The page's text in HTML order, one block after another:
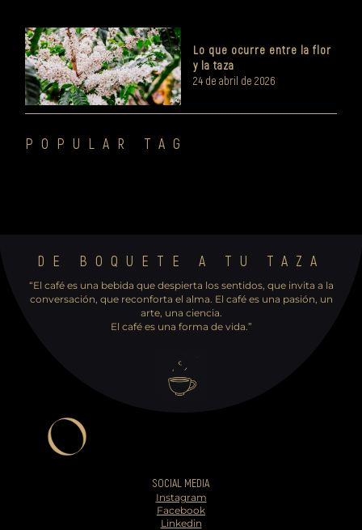
Lo que ocurre entre la flor
y la taza
24 de abril de 2026
POPULAR TAG
DE BOQUETE A TU TAZA
“El café es una bebida que despierta los sentidos, que invita a la
conversación, que reconforta el ​alma. El café es una pasión, un
arte, una ciencia.
El café es una forma de vida.”
SOCIAL MEDIA
Instagram
Facebook
Linkedin